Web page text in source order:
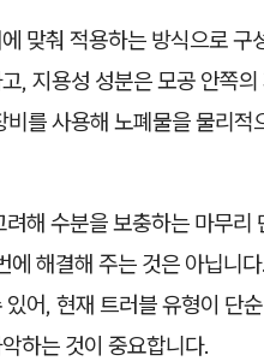
맞춰 적용하는 방식으로 구
, 지용성 성분은 모공 안쪽
를 사용해 노폐물을 물리적
해 수분을 보충하는 마무리
해결해 주는 것은 아닙니
어, 현재 트러블 유형이 단
하는 것이 중요합니다.